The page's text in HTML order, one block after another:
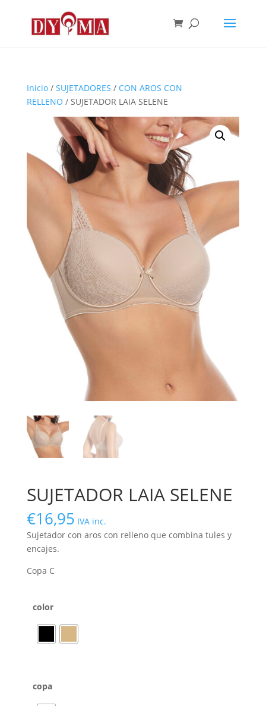
Inicio/ SUJETADORES / CON AROS CON
RELLENO / SUJETADOR LAIA SELENE
SUJETADOR LAIA SELENE
€16,95 IVA inc.
Sujetador con aros con relleno que combina tules y
encajes.
Copa C
color
copa